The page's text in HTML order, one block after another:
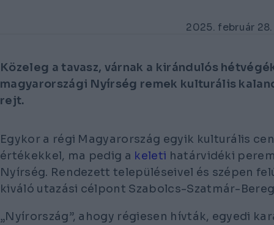
2025. február 28.
Közeleg a tavasz, várnak a kirándulós
magyarországi Nyírség remek kulturális
rejt.
Egykor a régi Magyarország egyik kulturális
értékekkel, ma pedig a keleti határvidéki
Nyírség. Rendezett településeivel és szépen
kiváló utazási célpont Szabolcs-Szatmár-
„Nyírország”, ahogy régiesen hívták, egyedi